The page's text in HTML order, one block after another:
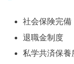
社会保険完備
退職金制度
私学共済保養